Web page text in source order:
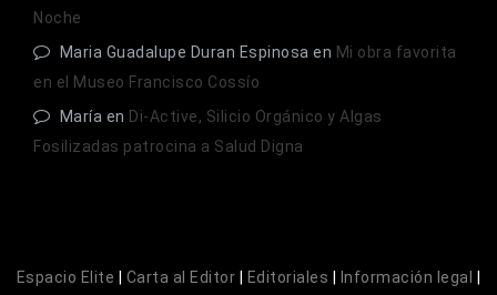
Noche
Maria Guadalupe Duran Espinosa en Mi obra favorita
en el Museo Francisco Cossío
María en Di-Active, Silicio Orgánico y Algas
Fosilizadas patrocina a Salud Digna
Espacio Elite Carta al Editor Editoriales Información legal